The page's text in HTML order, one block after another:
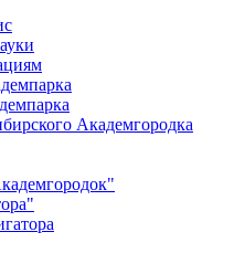
Академгородка